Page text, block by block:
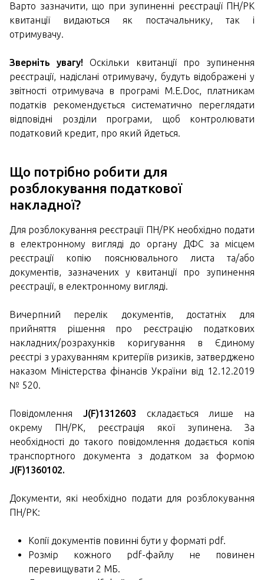
Варто зазначити, що при зупиненні реєстрації ПН/РК
квитанції видаються як постачальнику, так і
отримувачу.
Зверніть увагу! Оскільки квитанції про зупинення
реєстрації, надіслані отримувачу, будуть відображені у
звітності отримувача в програмі M.E.Doc, платникам
податків рекомендується систематично переглядати
відповідні розділи програми, щоб контролювати
податковий кредит, про який йдеться.
Що потрібно робити для
розблокування податкової
накладної?
Для розблокування реєстрації ПН/РК необхідно подати
в електронному вигляді до органу ДФС за місцем
реєстрації копію пояснювального листа та/або
документів, зазначених у квитанції про зупинення
реєстрації, в електронному вигляді.
Вичерпний перелік документів, достатніх для
прийняття рішення про реєстрацію податкових
накладних/розрахунків коригування в Єдиному
реєстрі з урахуванням критеріїв ризиків, затверджено
наказом Міністерства фінансів України від 12.12.2019
№ 520.
Повідомлення J(F)1312603 складається лише на
окрему ПН/РК, реєстрація якої зупинена. За
необхідності до такого повідомлення додається копія
транспортного документа з додатком за формою
J(F)1360102.
Документи, які необхідно подати для розблокування
ПН/РК:
Копії документів повинні бути у форматі pdf.
Розмір кожного pdf-файлу не повинен
перевищувати 2 МБ.